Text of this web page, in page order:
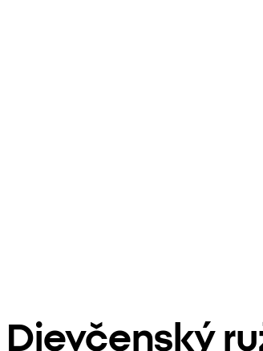
Dievčenský